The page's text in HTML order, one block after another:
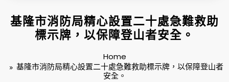
基隆市消防局精心設置二十處急難救助
標示牌，以保障登山者安全。
Home
基隆市消防局精心設置二十處急難救助標示牌，以保障登山者
安全。